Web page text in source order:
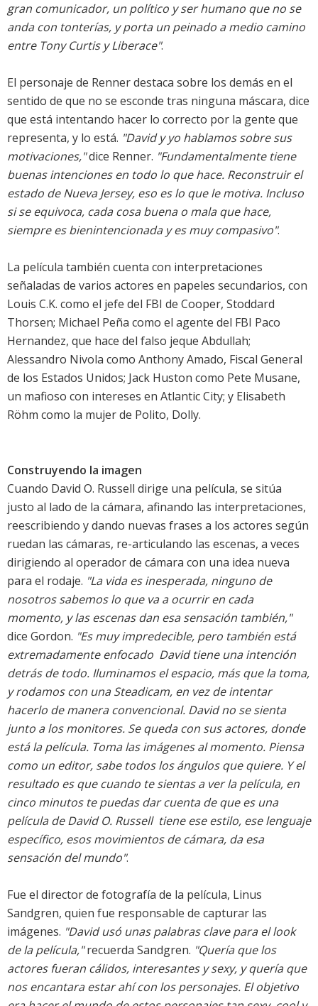
gran comunicador, un político y ser humano que no se
anda con tonterías, y porta un peinado a medio camino
entre Tony Curtis y Liberace".
El personaje de Renner destaca sobre los demás en el
sentido de que no se esconde tras ninguna máscara, dice
que está intentando hacer lo correcto por la gente que
representa, y lo está. "David y yo hablamos sobre sus
motivaciones,"dice Renner. "Fundamentalmente tiene
buenas intenciones en todo lo que hace. Reconstruir el
estado de Nueva Jersey, eso es lo que le motiva. Incluso
si se equivoca, cada cosa buena o mala que hace,
siempre es bienintencionada y es muy compasivo".
La película también cuenta con interpretaciones
señaladas de varios actores en papeles secundarios, con
Louis C.K. como el jefe del FBI de Cooper, Stoddard
Thorsen; Michael Peña como el agente del FBI Paco
Hernandez, que hace del falso jeque Abdullah;
Alessandro Nivola como Anthony Amado, Fiscal General
de los Estados Unidos; Jack Huston como Pete Musane,
un mafioso con intereses en Atlantic City; y Elisabeth
Röhm como la mujer de Polito, Dolly.
Construyendo la imagen
Cuando David O. Russell dirige una película, se sitúa
justo al lado de la cámara, afinando las interpretaciones,
reescribiendo y dando nuevas frases a los actores según
ruedan las cámaras, re-articulando las escenas, a veces
dirigiendo al operador de cámara con una idea nueva
para el rodaje. "La vida es inesperada, ninguno de
nosotros sabemos lo que va a ocurrir en cada
momento, y las escenas dan esa sensación también,"
dice Gordon. "Es muy impredecible, pero también está
extremadamente enfocado  David tiene una intención
detrás de todo. Iluminamos el espacio, más que la toma,
y rodamos con una Steadicam, en vez de intentar
hacerlo de manera convencional. David no se sienta
junto a los monitores. Se queda con sus actores, donde
está la película. Toma las imágenes al momento. Piensa
como un editor, sabe todos los ángulos que quiere. Y el
resultado es que cuando te sientas a ver la película, en
cinco minutos te puedas dar cuenta de que es una
película de David O. Russell  tiene ese estilo, ese lenguaje
específico, esos movimientos de cámara, da esa
sensación del mundo".
Fue el director de fotografía de la película, Linus
Sandgren, quien fue responsable de capturar las
imágenes. "David usó unas palabras clave para el look
de la película,"recuerda Sandgren. "Quería que los
actores fueran cálidos, interesantes y sexy, y quería que
nos encantara estar ahí con los personajes. El objetivo